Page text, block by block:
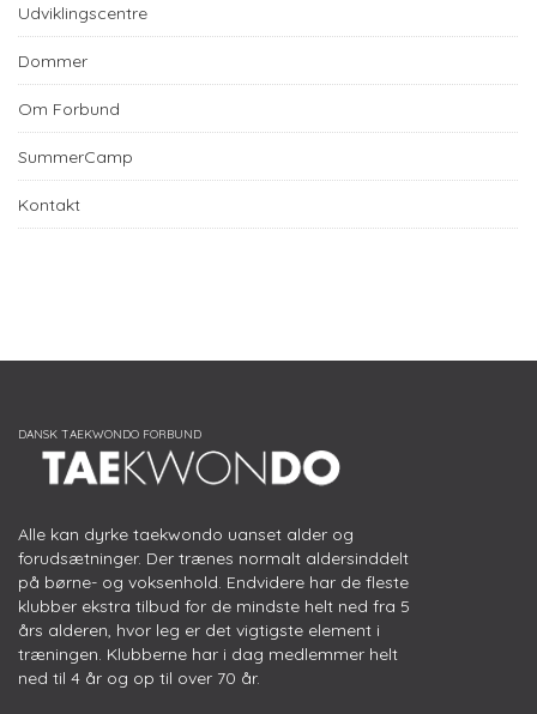
Udviklingscentre
Dommer
Om Forbund
SummerCamp
Kontakt
Alle kan dyrke taekwondo uanset alder og
forudsætninger. Der trænes normalt aldersinddelt
på børne- og voksenhold. Endvidere har de fleste
klubber ekstra tilbud for de mindste helt ned fra 5
års alderen, hvor leg er det vigtigste element i
træningen. Klubberne har i dag medlemmer helt
ned til 4 år og op til over 70 år.